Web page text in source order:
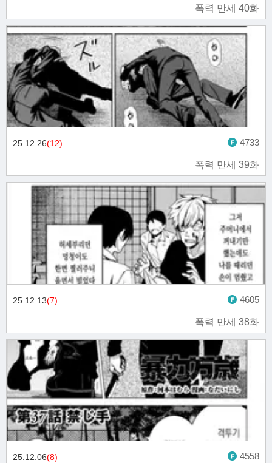
폭력 만세 40화
폭력 만세 39화
25.12.26(12) 4733
폭력 만세 38화
25.12.13(7) 4605
25.12.06(8) 4558